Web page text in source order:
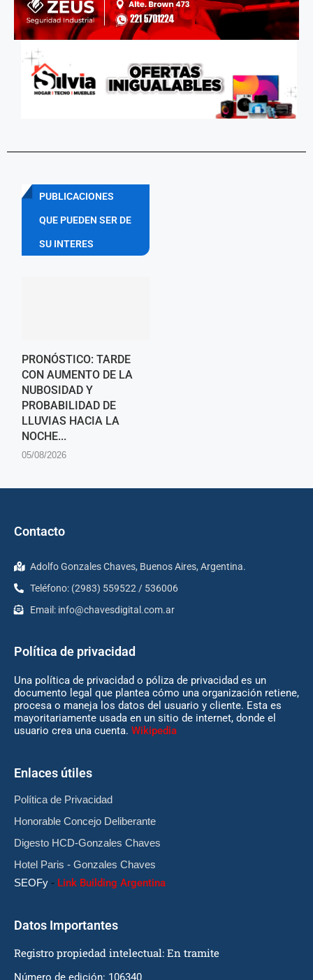
PUBLICACIONES
QUE PUEDEN SER DE
SU INTERES
PRONÓSTICO: TARDE
CON AUMENTO DE LA
NUBOSIDAD Y
PROBABILIDAD DE
LLUVIAS HACIA LA
NOCHE...
05/08/2026
Contacto
Adolfo Gonzales Chaves, Buenos Aires, Argentina.
Teléfono: (2983) 559522 / 536006
Email: info@chavesdigital.com.ar
Política de privacidad
Una política de privacidad o póliza de privacidad es un
documento legal que plantea cómo una organización retiene,
procesa o maneja los datos del usuario y cliente. Esta es
mayoritariamente usada en un sitio de internet, donde el
usuario crea una cuenta. Wikipedia
Enlaces útiles
Política de Privacidad
Honorable Concejo Deliberante
Digesto HCD-Gonzales Chaves
Hotel Paris - Gonzales Chaves
SEOFy - Link Building Argentina
Datos Importantes
Registro propiedad intelectual: En tramite
Número de edición: 106340